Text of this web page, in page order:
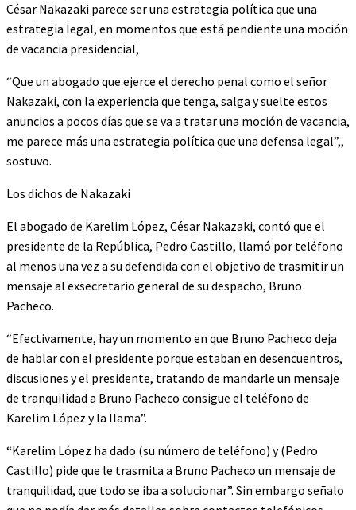
César Nakazaki parece ser una estrategia política que una
estrategia legal, en momentos que está pendiente una moción
de vacancia presidencial,
“Que un abogado que ejerce el derecho penal como el señor
Nakazaki, con la experiencia que tenga, salga y suelte estos
anuncios a pocos días que se va a tratar una moción de vacancia,
me parece más una estrategia política que una defensa legal”,,
sostuvo.
Los dichos de Nakazaki
El abogado de Karelim López, César Nakazaki, contó que el
presidente de la República, Pedro Castillo, llamó por teléfono
al menos una vez a su defendida con el objetivo de trasmitir un
mensaje al exsecretario general de su despacho, Bruno
Pacheco.
“Efectivamente, hay un momento en que Bruno Pacheco deja
de hablar con el presidente porque estaban en desencuentros,
discusiones y el presidente, tratando de mandarle un mensaje
de tranquilidad a Bruno Pacheco consigue el teléfono de
Karelim López y la llama”.
“Karelim López ha dado (su número de teléfono) y (Pedro
Castillo) pide que le trasmita a Bruno Pacheco un mensaje de
tranquilidad, que todo se iba a solucionar”. Sin embargo señalo